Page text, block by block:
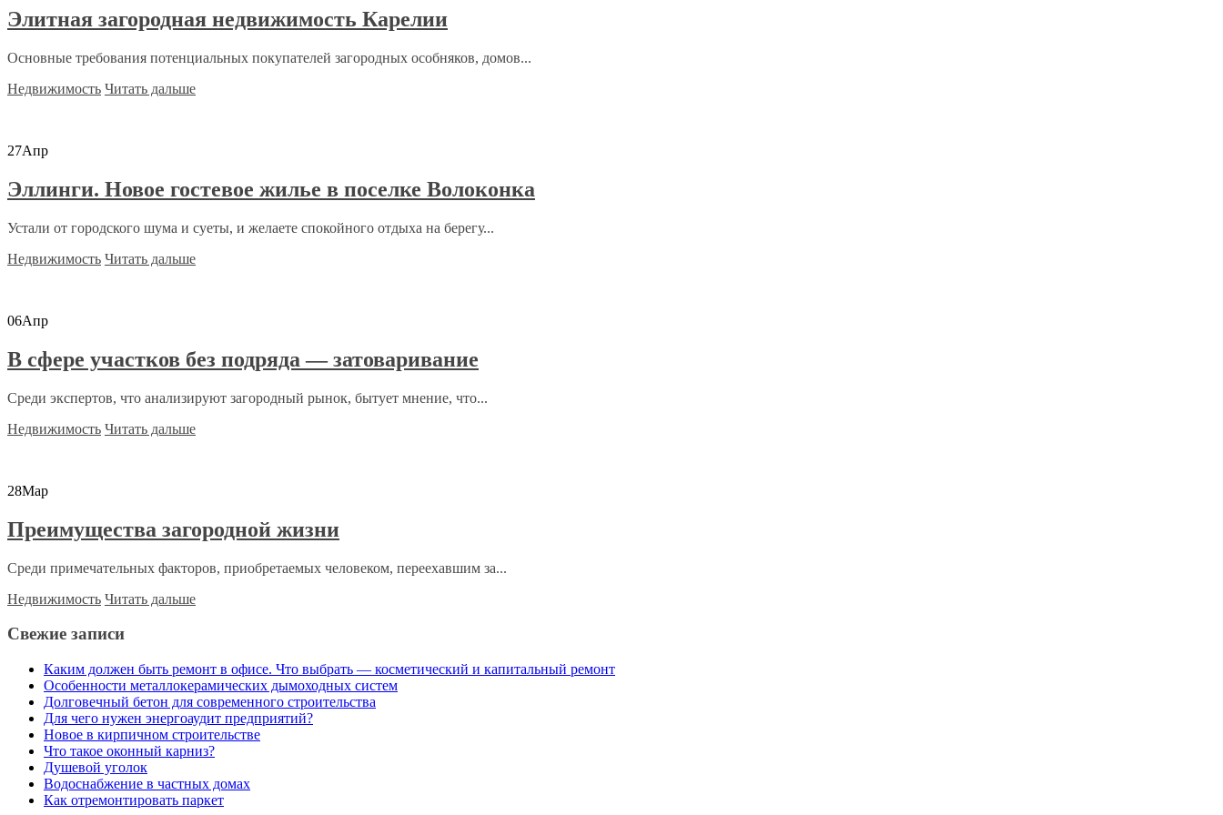
Элитная загородная недвижимость Карелии
Основные требования потенциальных покупателей загородных особняков, домов...
Недвижимость Читать дальше
27Апр
Эллинги. Новое гостевое жилье в поселке Волоконка
Устали от городского шума и суеты, и желаете спокойного отдыха на берегу...
Недвижимость Читать дальше
06Апр
В сфере участков без подряда — затоваривание
Среди экспертов, что анализируют загородный рынок, бытует мнение, что...
Недвижимость Читать дальше
28Мар
Преимущества загородной жизни
Среди примечательных факторов, приобретаемых человеком, переехавшим за...
Недвижимость Читать дальше
Свежие записи
Каким должен быть ремонт в офисе. Что выбрать — косметический и капитальный ремонт
Особенности металлокерамических дымоходных систем
Долговечный бетон для современного строительства
Для чего нужен энергоаудит предприятий?
Новое в кирпичном строительстве
Что такое оконный карниз?
Душевой уголок
Водоснабжение в частных домах
Как отремонтировать паркет